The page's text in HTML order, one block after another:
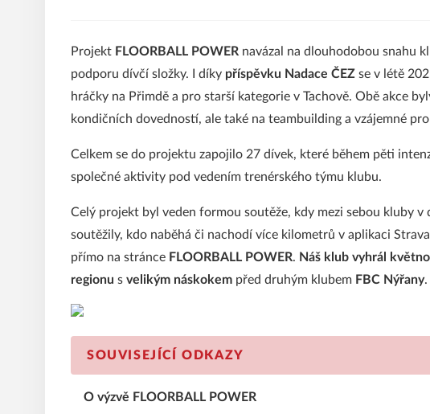
Projekt FLOORBALL POWER navázal na dlouhodobou snahu
podporu dívčí složky. I díky příspěvku Nadace ČEZ se v létě
hráčky na Přimdě a pro starší kategorie v Tachově. Obě akce
kondičních dovedností, ale také na teambuilding a vzájemné
Celkem se do projektu zapojilo 27 dívek, které během pěti
společné aktivity pod vedením trenérského týmu klubu.
Celý projekt byl veden formou soutěže, kdy mezi sebou kluby
soutěžily, kdo naběhá či nachodí více kilometrů v aplikaci
přímo na stránce FLOORBALL POWER. Náš klub vyhrál
regionu s velikým náskokem před druhým klubem FBC Nýřany.
SOUVISEJÍCÍ ODKAZY
O výzvě FLOORBALL POWER